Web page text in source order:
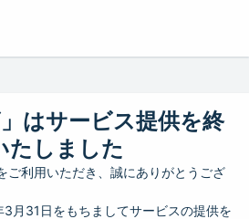
」はサービス提供を終
たしました
ご利用いただき、誠にありがとうござ
3月31日をもちましてサービスの提供を